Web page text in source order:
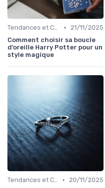
Tendances et Conseils de Style •
21/11/2025
Comment choisir sa boucle
d’oreille Harry Potter pour un
style magique
Tendances et Conseils de Style •
20/11/2025